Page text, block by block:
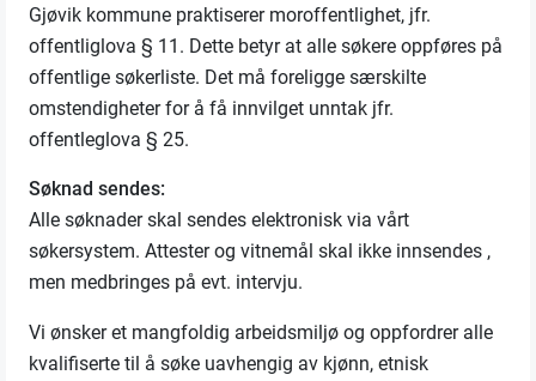
Gjøvik kommune praktiserer moroffentlighet, jfr.
offentliglova § 11. Dette betyr at alle søkere oppføres på
offentlige søkerliste. Det må foreligge særskilte
omstendigheter for å få innvilget unntak jfr.
offentleglova § 25.
Søknad sendes:
Alle søknader skal sendes elektronisk via vårt
søkersystem. Attester og vitnemål skal ikke innsendes ,
men medbringes på evt. intervju.
Vi ønsker et mangfoldig arbeidsmiljø og oppfordrer alle
kvalifiserte til å søke uavhengig av kjønn, etnisk